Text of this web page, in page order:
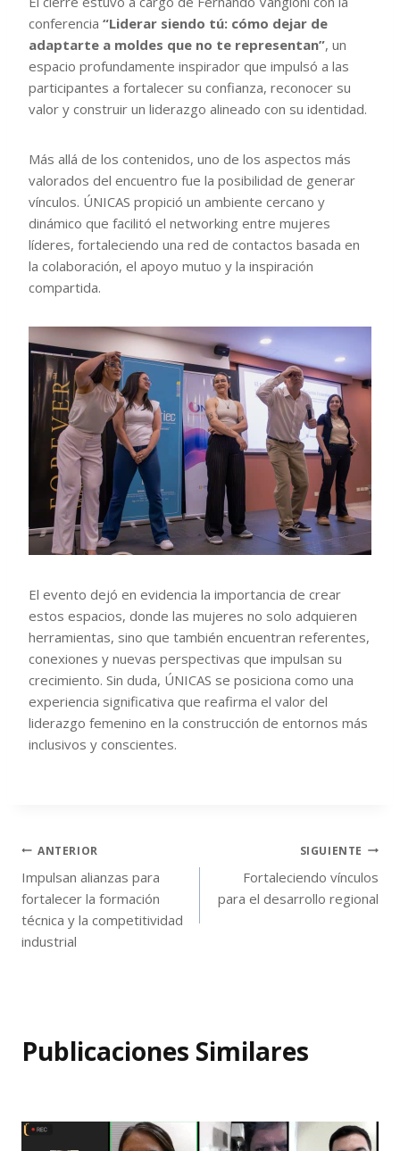
conferencia “Liderar siendo tú: cómo dejar de
adaptarte a moldes que no te representan”, un
espacio profundamente inspirador que impulsó a las
participantes a fortalecer su confianza, reconocer su
valor y construir un liderazgo alineado con su identidad.
Más allá de los contenidos, uno de los aspectos más
valorados del encuentro fue la posibilidad de generar
vínculos. ÚNICAS propició un ambiente cercano y
dinámico que facilitó el networking entre mujeres
líderes, fortaleciendo una red de contactos basada en
la colaboración, el apoyo mutuo y la inspiración
compartida.
El evento dejó en evidencia la importancia de crear
estos espacios, donde las mujeres no solo adquieren
herramientas, sino que también encuentran referentes,
conexiones y nuevas perspectivas que impulsan su
crecimiento. Sin duda, ÚNICAS se posiciona como una
experiencia significativa que reafirma el valor del
liderazgo femenino en la construcción de entornos más
inclusivos y conscientes.
ANTERIOR
Impulsan alianzas para
fortalecer la formación
técnica y la competitividad
industrial
SIGUIENTE
Fortaleciendo vínculos
para el desarrollo regional
Publicaciones Similares